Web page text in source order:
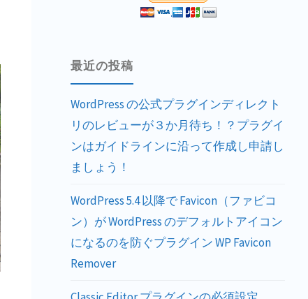
最近の投稿
WordPress の公式プラグインディレクト
リのレビューが３か月待ち！？プラグイ
ンはガイドラインに沿って作成し申請し
ましょう！
WordPress 5.4 以降で Favicon（ファビコ
ン）が WordPress のデフォルトアイコン
になるのを防ぐプラグイン WP Favicon
Remover